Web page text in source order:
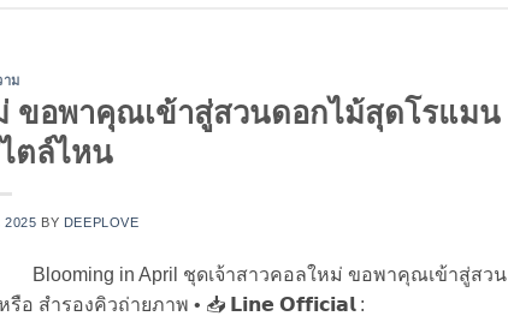
าม
ขอพาคุณเข้าสู่สวนดอกไม้สุดโรแมน
ตล์ไหน
2025 BY DEEPLOVE
Blooming in April ชุดเจ้าสาวคอลใหม่ ขอพาคุณเข้าสู่สวน
สำรองคิวถ่ายภาพ • 📥 𝗟𝗶𝗻𝗲 𝗢𝗳𝗳𝗶𝗰𝗶𝗮𝗹 :